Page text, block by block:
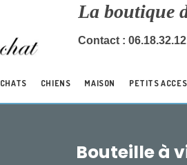
La boutique
Contact :
CHATS CHIENS MAISON PETITS
Bouteille à